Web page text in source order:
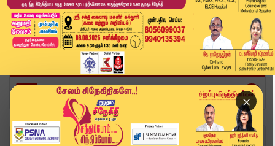
×
Home
வீடியோ ஸ்டோரி